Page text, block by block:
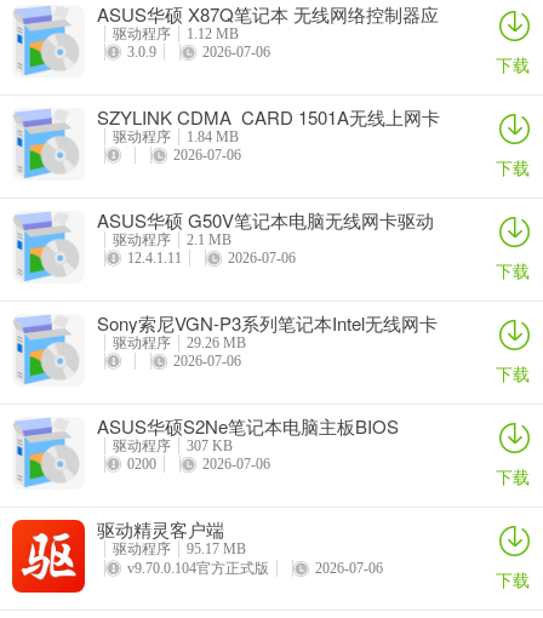
ASUS华硕 X87Q笔记本 无线网络控制器应
用程序
驱动程序
1.12 MB
3.0.9
2026-07-06 下载
SZYLINK CDMA_CARD 1501A无线上网卡
驱动程序
1.84 MB
2026-07-06
下载
ASUS华硕 G50V笔记本电脑无线网卡驱动
驱动程序
2.1 MB
12.4.1.11
2026-07-06 下载
Sony索尼VGN-P3系列笔记本Intel无线网卡
驱动
驱动程序
29.26 MB
2026-07-06
下载
ASUS华硕S2Ne笔记本电脑主板BIOS
驱动程序
307 KB
0200
2026-07-06 下载
驱动精灵客户端
驱动程序
95.17 MB
v9.70.0.104官方正式版
2026-07-06 下载